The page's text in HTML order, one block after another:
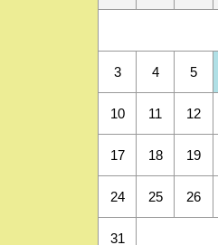
3 4 5
10 11 12
17 18 19
24 25 26
31